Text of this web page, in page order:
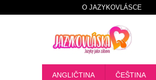
na
O JAZYKOVLÁSCE
ANGLIČTINA ČEŠTINA